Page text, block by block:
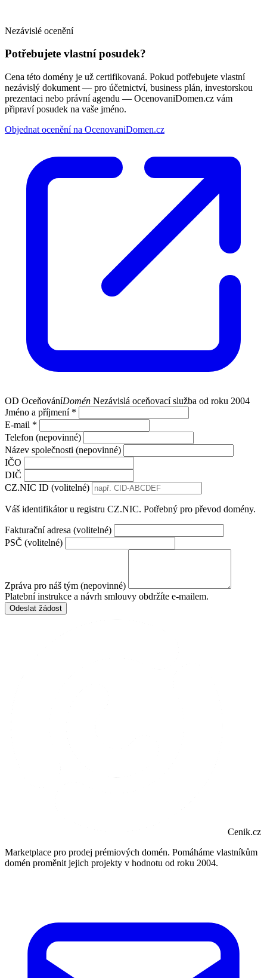
Nezávislé ocenění
Potřebujete vlastní posudek?
Cena této domény je už certifikovaná. Pokud potřebujete vlastní
nezávislý dokument — pro účetnictví, business plán, investorskou
prezentaci nebo právní agendu — OcenovaniDomen.cz vám
připraví posudek na vaše jméno.
Objednat ocenění na OcenovaniDomen.cz
OD OceňováníDomén Nezávislá oceňovací služba od roku 2004
Jméno a příjmení *
E-mail *
Telefon (nepovinné)
Název společnosti (nepovinné)
IČO
DIČ
CZ.NIC ID (volitelné)
Váš identifikátor u registru CZ.NIC. Potřebný pro převod domény.
Fakturační adresa (volitelné)
PSČ (volitelné)
Zpráva pro náš tým (nepovinné)
Platební instrukce a návrh smlouvy obdržíte e-mailem.
Odeslat žádost
Cenik.cz
Marketplace pro prodej prémiových domén. Pomáháme vlastníkům
domén proměnit jejich projekty v hodnotu od roku 2004.